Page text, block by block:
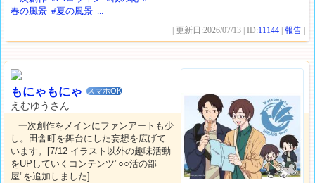
春の風景 #夏の風景 ...
| 更新日:2026/07/13 | ID:11144 |報告
もにゃもにゃ スマホOK
えむゆうさん
一次創作をメインにファンアートも少
し。田舎町を舞台にした妄想を広げて
います。[7/12 イラスト以外の趣味活動
をUPしていくコンテンツ"○○活の部
屋"を追加しました]